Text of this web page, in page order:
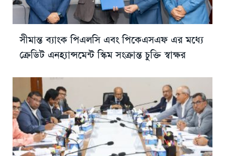
সীমান্ত ব্যাংক পিএলসি এবং পিকেএসএফ এর মধ্যে
ক্রেডিট এনহ্যান্সমেন্ট স্কিম সংক্রান্ত চুক্তি স্বাক্ষর